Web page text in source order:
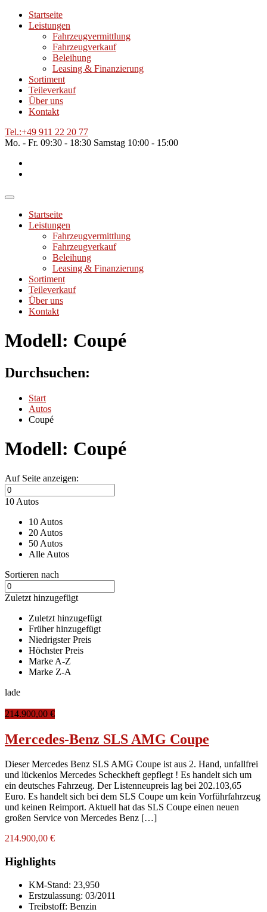
Startseite
Leistungen
Fahrzeugvermittlung
Fahrzeugverkauf
Beleihung
Leasing & Finanzierung
Sortiment
Teileverkauf
Über uns
Kontakt
Tel.:+49 911 22 20 77
Mo. - Fr. 09:30 - 18:30 Samstag 10:00 - 15:00
Startseite
Leistungen
Fahrzeugvermittlung
Fahrzeugverkauf
Beleihung
Leasing & Finanzierung
Sortiment
Teileverkauf
Über uns
Kontakt
Modell: Coupé
Durchsuchen:
Start
Autos
Coupé
Modell: Coupé
Auf Seite anzeigen:
10 Autos
10 Autos
20 Autos
50 Autos
Alle Autos
Sortieren nach
Zuletzt hinzugefügt
Zuletzt hinzugefügt
Früher hinzugefügt
Niedrigster Preis
Höchster Preis
Marke A-Z
Marke Z-A
lade
214.900,00 €
Mercedes-Benz SLS AMG Coupe
Dieser Mercedes Benz SLS AMG Coupe ist aus 2. Hand, unfallfrei
und lückenlos Mercedes Scheckheft gepflegt ! Es handelt sich um
ein deutsches Fahrzeug. Der Listenneupreis lag bei 202.103,65
Euro. Es handelt sich bei dem SLS Coupe um kein Vorführfahrzeug
und keinen Reimport. Aktuell hat das SLS Coupe einen neuen
großen Service von Mercedes Benz […]
214.900,00 €
Highlights
KM-Stand: 23,950
Erstzulassung: 03/2011
Treibstoff: Benzin